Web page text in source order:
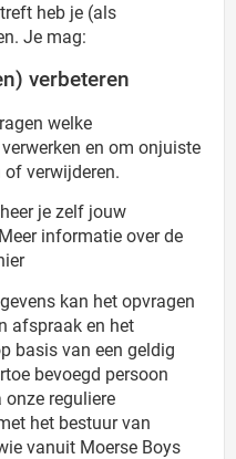
heb je (als
Je mag:
verbeteren
welke
en om onjuiste
verwijderen.
je zelf jouw
informatie over de
kan het opvragen
afspraak en het
basis van een geldig
bevoegd persoon
reguliere
het bestuur van
vanuit Moerse Boys